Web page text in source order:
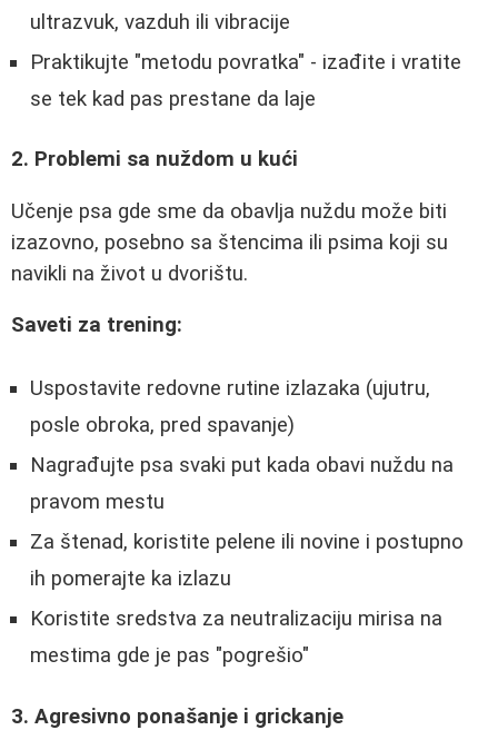
ultrazvuk, vazduh ili vibracije
Praktikujte "metodu povratka" - izađite i vratite
se tek kad pas prestane da laje
2. Problemi sa nuždom u kući
Učenje psa gde sme da obavlja nuždu može biti
izazovno, posebno sa štencima ili psima koji su
navikli na život u dvorištu.
Saveti za trening:
Uspostavite redovne rutine izlazaka (ujutru,
posle obroka, pred spavanje)
Nagrađujte psa svaki put kada obavi nuždu na
pravom mestu
Za štenad, koristite pelene ili novine i postupno
ih pomerajte ka izlazu
Koristite sredstva za neutralizaciju mirisa na
mestima gde je pas "pogrešio"
3. Agresivno ponašanje i grickanje